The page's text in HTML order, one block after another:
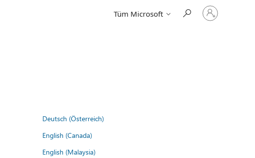
Tüm Microsoft
Hesabınızda
oturum
açın
Deutsch (Österreich)
English (Canada)
English (Malaysia)